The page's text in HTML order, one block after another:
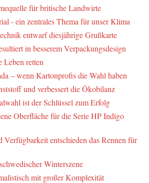
für britische Landwirte
- ein zentrales Thema für unser Klima
entwarf diesjährige Grußkarte
in besserem Verpackungsdesign
Leben retten
– wenn Kartonprofis die Wahl haben
und verbessert die Ökobilanz
ist der Schlüssel zum Erfolg
Oberfläche für die Serie HP Indigo
Verfügbarkeit entschieden das Rennen für
Winterszene
mit großer Komplexität